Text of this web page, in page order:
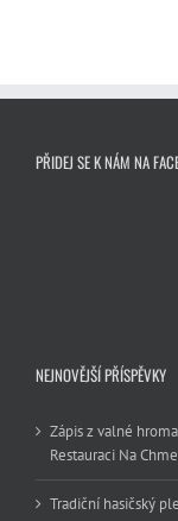
PŘIDEJ SE K NÁM NA
NEJNOVĚJŠÍ PŘÍSPĚVKY
Zápis z valné
Restauraci Na
Tradiční hasičský